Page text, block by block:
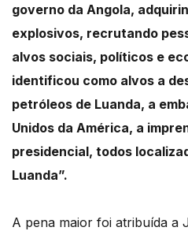
governo da Angola,
explosivos, recrutando
alvos sociais, políticos e
identificou como alvos a
petróleos de Luanda, a
Unidos da América, a
presidencial, todos
Luanda”.
A pena maior foi atribuída a